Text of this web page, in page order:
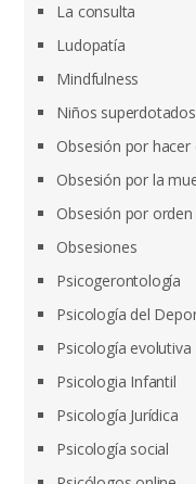
La consulta
Ludopatía
Mindfulness
Niños superdotados
Obsesión por hacer
Obsesión por la
Obsesión por
Obsesiones
Psicogerontología
Psicología del
Psicología evolutiva
Psicologia Infantil
Psicología Jurídica
Psicología social